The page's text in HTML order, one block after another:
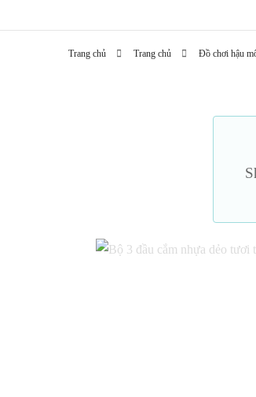
Roi – pad – lăn kim
Trang chủ Trang chủ Đồ chơi hậu